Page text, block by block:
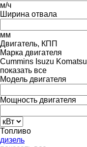
м/ч
Ширина отвала
мм
Двигатель, КПП
Марка двигателя
Cummins Isuzu Komatsu
показать все
Модель двигателя
Мощность двигателя
Топливо
дизель